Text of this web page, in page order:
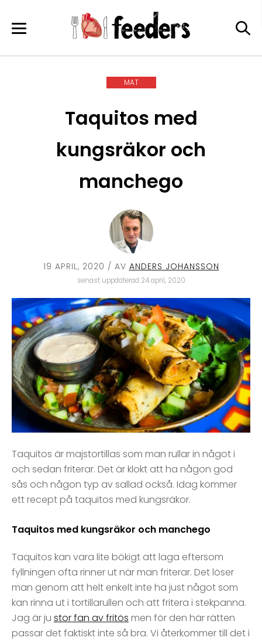
MAT
Taquitos med
kungsräkor och
manchego
19 APRIL, 2020 / AV ANDERS JOHANSSON
senast uppdaterad 24 april, 2020
Taquitos är majstortillas som man rullar in något i
och sedan friterar. Det är klokt att ha någon god
sås och någon typ av sallad också. Idag kommer
ett recept på taquitos med kungsräkor.
Taquitos med kungsräkor och manchego
Taquitos kan vara lite bökigt att laga eftersom
fyllningen ofta rinner ut när man friterar. Det löser
man genom att helt enkelt inte ha just något som
kan rinna ut i tortillarullen och att fritera i stekpanna.
Jag är ju stor fan av fritös men för den här rätten
passar det faktiskt inte så bra. Vi återkommer till det i